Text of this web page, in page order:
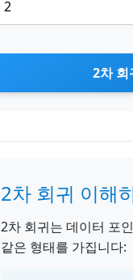
2차 회
2차 회귀 이해
2차 회귀는 데이터 포
같은 형태를 가집니다: